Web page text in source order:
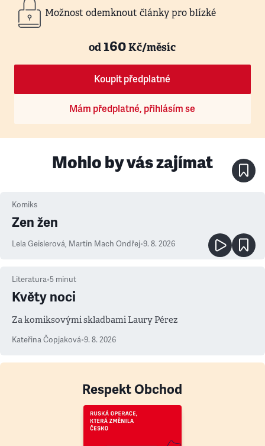
Možnost odemknout články pro blízké
od160Kč/měsíc
Koupit předplatné
Mám předplatné, přihlásím se
Mohlo by vás zajímat
Komiks
Zen žen
Lela Geislerová, Martin Mach Ondřej•9. 8. 2026
Literatura•5 minut
Květy noci
Za komiksovými skladbami Laury Pérez
Kateřina Čopjaková•9. 8. 2026
Respekt Obchod